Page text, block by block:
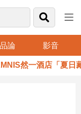
品論 影音
然一酒店「夏日藏禮